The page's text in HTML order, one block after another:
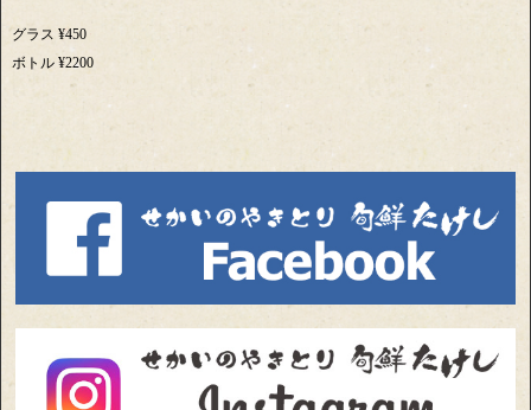
グラス ¥450
ボトル ¥2200